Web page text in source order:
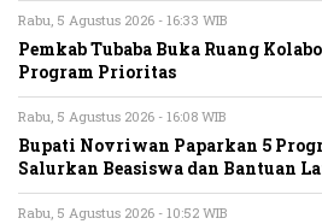
Rabu, 5 Agustus 2026 - 16:33 WIB
Pemkab Tubaba Buka Ruang
Program Prioritas
Rabu, 5 Agustus 2026 - 16:08 WIB
Bupati Novriwan Paparkan 5
Salurkan Beasiswa dan Bantuan
Rabu, 5 Agustus 2026 - 10:52 WIB